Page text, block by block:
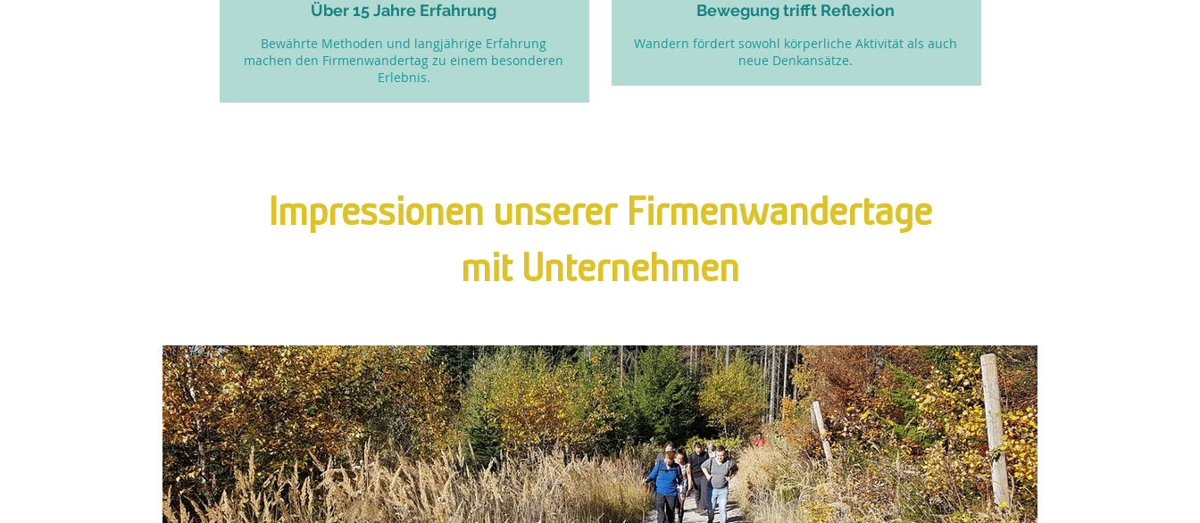
Über 15 Jahre Erfahrung
Bewährte Methoden und langjährige Erfahrung
machen den Firmenwandertag zu einem besonderen
Erlebnis.
Bewegung trifft Reflexion
Wandern fördert sowohl körperliche Aktivität als auch
neue Denkansätze.
Impressionen unserer Firmenwandertage
mit Unternehmen